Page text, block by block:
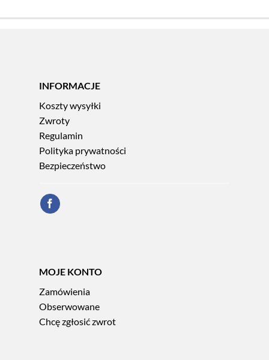
164,90 zł
129,90 zł
INFORMACJE
Koszty wysyłki
Zwroty
Regulamin
Polityka prywatności
Bezpieczeństwo
MOJE KONTO
Zamówienia
Obserwowane
Chcę zgłosić zwrot